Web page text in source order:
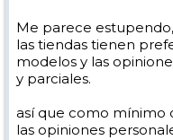
Me parece
las tiendas tienen
modelos y las
y parciales.
así que como mínimo
las opiniones